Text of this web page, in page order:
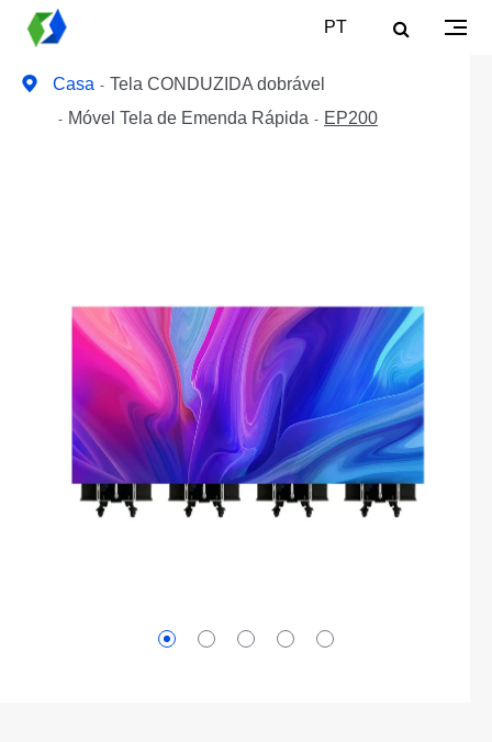
PT
Casa
Tela CONDUZIDA dobrável
Móvel Tela de Emenda Rápida
EP200